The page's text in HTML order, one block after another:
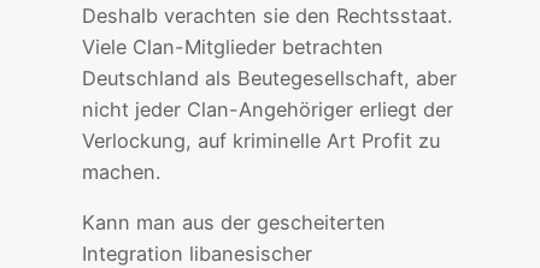
Deshalb verachten sie den Rechtsstaat.
Viele Clan-Mitglieder betrachten
Deutschland als Beutegesellschaft, aber
nicht jeder Clan-Angehöriger erliegt der
Verlockung, auf kriminelle Art Profit zu
machen.
Kann man aus der gescheiterten
Integration libanesischer